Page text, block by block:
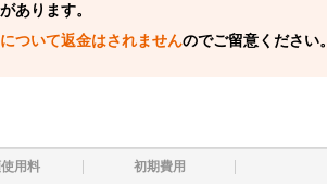
あります。
ついて返金はされませんのでご留意ください。
用料 初期費用